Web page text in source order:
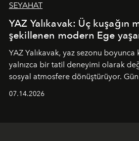
SEYAHAT
YAZ Yalıkavak: Üç kuşağın
şekillenen modern Ege
YAZ Yalıkavak, yaz sezonu boyunca
yalnızca bir tatil deneyimi olarak
sosyal atmosfere dönüştürüyor.
07.14.2026